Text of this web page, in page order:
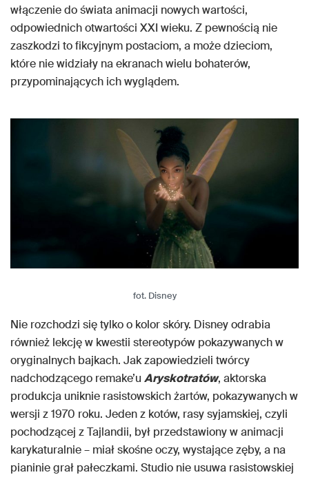
włączenie do świata animacji nowych wartości,
odpowiednich otwartości XXI wieku. Z pewnością nie
zaszkodzi to fikcyjnym postaciom, a może dzieciom,
które nie widziały na ekranach wielu bohaterów,
przypominających ich wyglądem.
fot. Disney
Nie rozchodzi się tylko o kolor skóry. Disney odrabia
również lekcję w kwestii stereotypów pokazywanych w
oryginalnych bajkach. Jak zapowiedzieli twórcy
nadchodzącego remake’u Aryskotratów, aktorska
produkcja uniknie rasistowskich żartów, pokazywanych w
wersji z 1970 roku. Jeden z kotów, rasy syjamskiej, czyli
pochodzącej z Tajlandii, był przedstawiony w animacji
karykaturalnie – miał skośne oczy, wystające zęby, a na
pianinie grał pałeczkami. Studio nie usuwa rasistowskiej